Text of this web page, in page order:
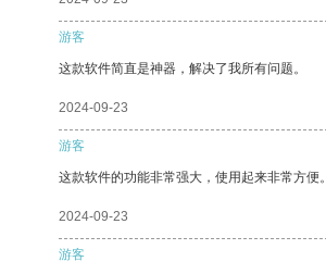
游客
这款软件简直是神器，解决了我所有问题。
2024-09-23
游客
这款软件的功能非常强大，使用起来非常方便。
2024-09-23
游客